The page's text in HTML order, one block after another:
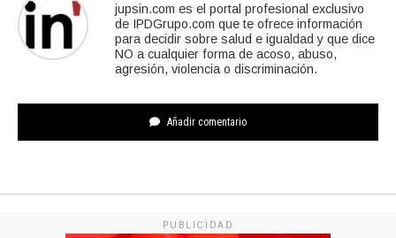
jupsin.com es el portal profesional exclusivo
de IPDGrupo.com que te ofrece información
para decidir sobre salud e igualdad y que dice
NO a cualquier forma de acoso, abuso,
agresión, violencia o discriminación.
Añadir comentario
PUBLICIDAD